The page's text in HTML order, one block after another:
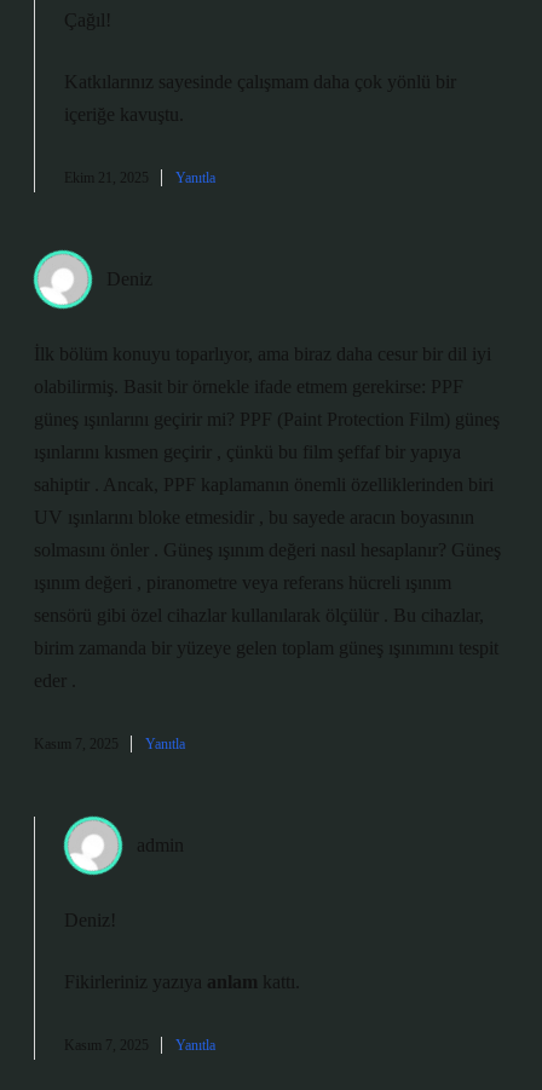
Çağıl!
Katkılarınız sayesinde çalışmam daha çok yönlü
bir
içeriğe kavuştu.
Ekim 21, 2025 Yanıtla
Deniz
İlk bölüm konuyu toparlıyor, ama biraz daha cesur bir dil iyi
olabilirmiş. Basit bir örnekle ifade etmem gerekirse: PPF
güneş ışınlarını geçirir mi? PPF (Paint Protection Film) güneş
ışınlarını kısmen geçirir , çünkü bu film şeffaf bir yapıya
sahiptir . Ancak, PPF kaplamanın önemli özelliklerinden biri
UV ışınlarını bloke etmesidir , bu sayede aracın boyasının
solmasını önler . Güneş ışınım değeri nasıl hesaplanır? Güneş
ışınım değeri , piranometre veya referans hücreli ışınım
sensörü gibi özel cihazlar kullanılarak ölçülür . Bu cihazlar,
birim zamanda bir yüzeye gelen toplam güneş ışınımını tespit
eder .
Kasım 7, 2025 Yanıtla
admin
Deniz!
Fikirleriniz yazıya anlam kattı.
Kasım 7, 2025 Yanıtla